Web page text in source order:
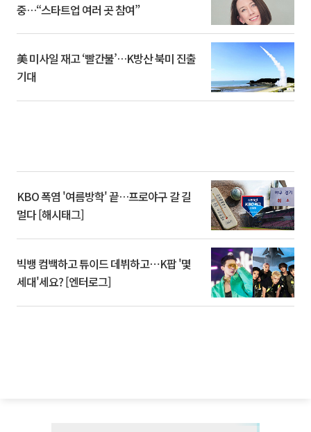
중…“스타트업 여러 곳 참여”
美 미사일 재고 ‘빨간불’…K방산 북미 진출
기대
KBO 폭염 '여름방학' 끝…프로야구 갈 길
멀다 [해시태그]
빅뱅 컴백하고 튜이드 데뷔하고⋯K팝 '몇
세대'세요? [엔터로그]